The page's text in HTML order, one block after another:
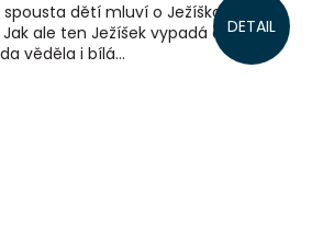
DETAIL
dětí mluví o Ježíškovi a těší
ale ten Ježíšek vypadá a kdo to
věděla i bílá...